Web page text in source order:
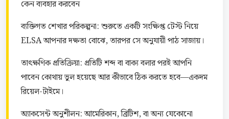
কেন ব্যবহার করবেন
ব্যক্তিগত শেখার পরিকল্পনা: শুরুতে একটি সংক্ষিপ্ত টেস্ট নিয়ে
ELSA আপনার দক্ষতা বোঝে, তারপর সে অনুযায়ী পাঠ সাজায়।
তাৎক্ষণিক প্রতিক্রিয়া: প্রতিটি শব্দ বা বাক্য বলার পরই আপনি
পাবেন কোথায় ভুল হয়েছে আর কীভাবে ঠিক করতে হবে—একদম
রিয়েল-টাইমে।
অ্যাকসেন্ট অনুশীলন: আমেরিকান, ব্রিটিশ, বা অন্য যেকোনো